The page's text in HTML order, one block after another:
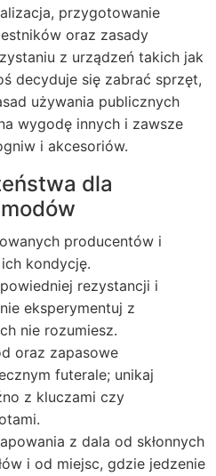
przygotowanie
oraz zasady
z urządzeń takich jak
decyduje się zabrać sprzęt,
używania publicznych
wygodę innych i zawsze
i akcesoriów.
dla
producentów i
kondycję.
rezystancji i
eksperymentuj z
nie rozumiesz.
oraz zapasowe
futerale; unikaj
z kluczami czy
z dala od skłonnych
i od miejsc, gdzie jedzenie